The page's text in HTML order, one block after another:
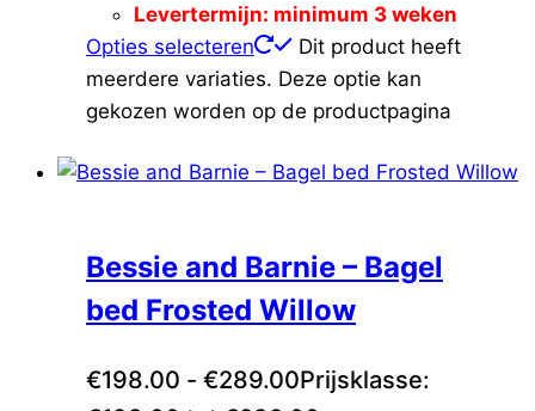
Levertermijn: minimum 3 weken
Opties selecteren
Dit product heeft
meerdere variaties. Deze optie kan
gekozen worden op de productpagina
Bessie and Barnie – Bagel
bed Frosted Willow
€198.00 - €289.00Prijsklasse: